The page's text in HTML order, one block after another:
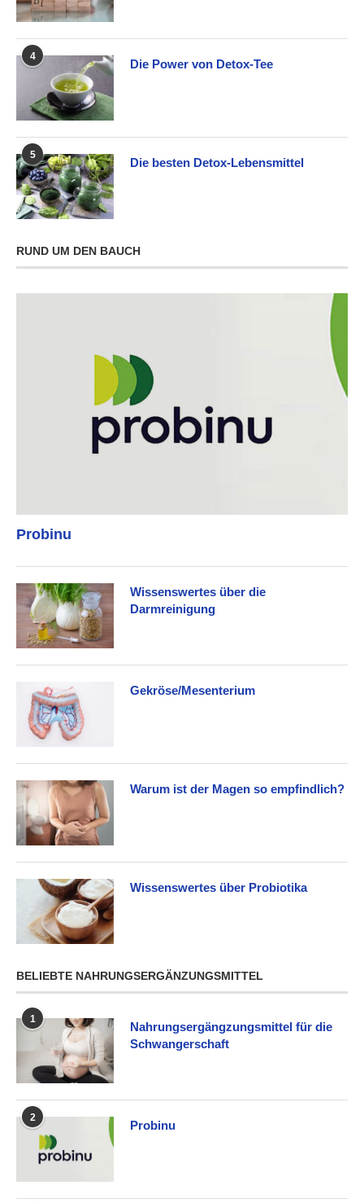
4
Die Power von Detox-Tee
5
Die besten Detox-Lebensmittel
RUND UM DEN BAUCH
Probinu
Wissenswertes über die
Darmreinigung
Gekröse/Mesenterium
Warum ist der Magen so empfindlich?
Wissenswertes über Probiotika
BELIEBTE NAHRUNGSERGÄNZUNGSMITTEL
1
Nahrungsergängzungsmittel für die
Schwangerschaft
2
Probinu